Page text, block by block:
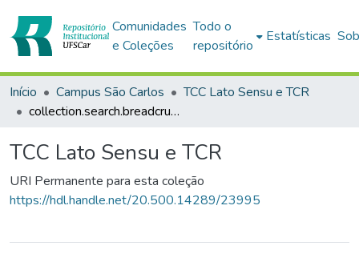
Comunidades
e Coleções
Todo o
repositório
Estatísticas
Início Campus São Carlos
TCC Lato Sensu e TCR
collection.search.breadcrumbs
TCC Lato Sensu e TCR
URI Permanente para esta coleção
https://hdl.handle.net/20.500.14289/23995